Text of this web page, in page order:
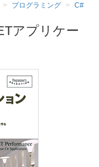
プログラミング C#
アプリケー